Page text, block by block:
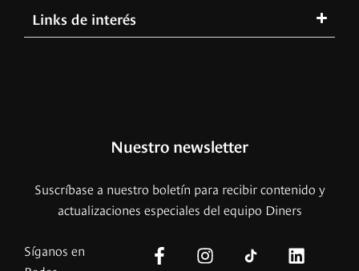
Links de interés
Nuestro newsletter
Suscríbase a nuestro boletín para recibir contenido y
actualizaciones especiales del equipo Diners
Síganos en